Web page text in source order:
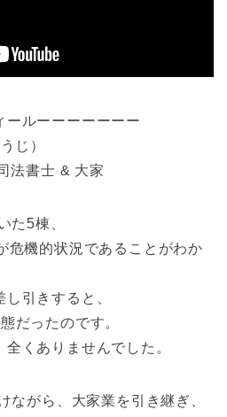
ールーーーーーーー
じ）
法書士 & 大家
た5棟、
危機的状況であることがわか
引きすると、
だったのです。
くありませんでした。
ながら、大家業を引き継ぎ、